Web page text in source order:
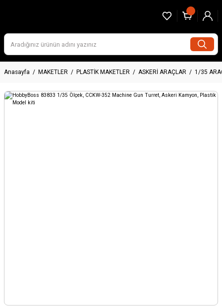
Anasayfa MAKETLER PLASTİK MAKETLER ASKERİ ARAÇLAR 1/35